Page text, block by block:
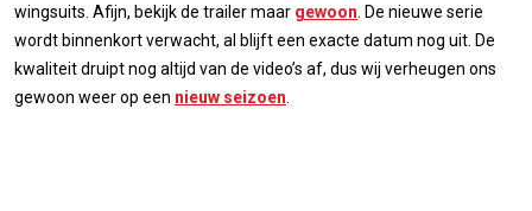
wingsuits. Afijn, bekijk de trailer maar gewoon . De nieuwe serie
wordt binnenkort verwacht, al blijft een exacte datum nog uit. De
kwaliteit druipt nog altijd van de video’s af, dus wij verheugen ons
gewoon weer op een nieuw seizoen